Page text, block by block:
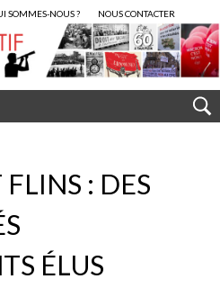
SOMMES-NOUS ? NOUS CONTACTER
FLINS : DES
ÉLUS